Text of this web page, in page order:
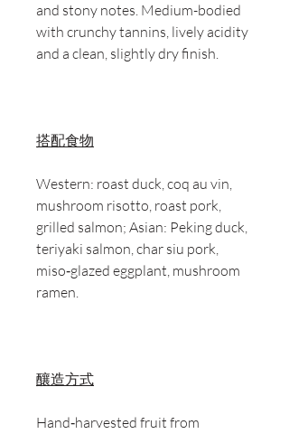
and stony notes. Medium-bodied
with crunchy tannins, lively acidity
and a clean, slightly dry finish.
搭配食物
Western: roast duck, coq au vin,
mushroom risotto, roast pork,
grilled salmon; Asian: Peking duck,
teriyaki salmon, char siu pork,
miso‑glazed eggplant, mushroom
ramen.
釀造方式
Hand‑harvested fruit from